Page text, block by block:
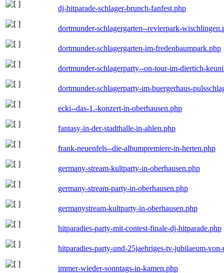
dj-hitparade-schlager-brunch-fanfest.php
dortmunder-schlagergarten--revierpark-
dortmunder-schlagergarten-im-fredenbaumpark.php
dortmunder-schlagerparty--on-tour-im-diertich-
dortmunder-schlagerparty-im-buergerhaus-
ecki--das-1.-konzert-in-oberhausen.php
fantasy-in-der-stadthalle-in-ahlen.php
frank-neuenfels--die-albumpremiere-in-herten.php
germany-stream-kultparty-in-oberhausen.php
germany-stream-party-in-oberhausen.php
germanystream-kultparty-in-oberhausen.php
hitparadies-party-mit-contest-finale-dj-hitparade.php
hitparadies-party-und-25jaehriges-tv-jubilaeum-
immer-wieder-sonntags-in-kamen.php